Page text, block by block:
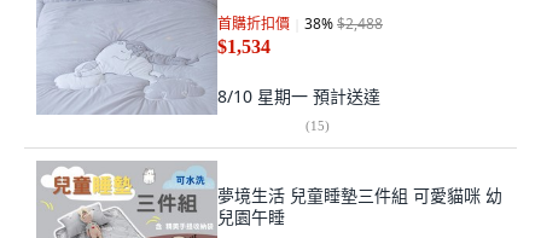
首購折扣價 38%$2,488
$1,534
8/10 星期一 預計送達
(15)
夢境生活 兒童睡墊三件組 可愛貓咪 幼
兒園午睡